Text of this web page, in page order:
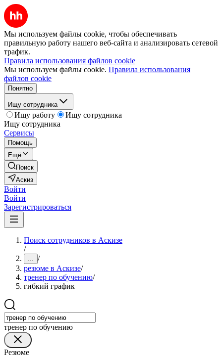
Мы используем файлы cookie, чтобы обеспечивать
правильную работу нашего веб-сайта и анализировать сетевой
трафик.
Правила использования файлов cookie
Мы используем файлы cookie. Правила использования
файлов cookie
Понятно
Ищу сотрудника
Ищу работу
Ищу сотрудника
Ищу сотрудника
Сервисы
Помощь
Ещё
Поиск
Аскиз
Войти
Войти
Зарегистрироваться
Поиск сотрудников в Аскизе
/
... /
резюме в Аскизе/
тренер по обучению/
гибкий график
тренер по обучению
Резюме